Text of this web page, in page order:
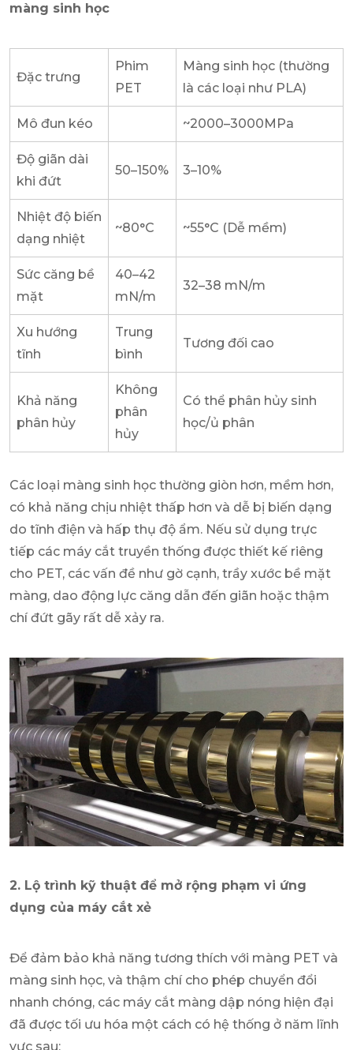
màng sinh học
Đặc trưng
Phim
PET
Màng sinh học (thường
là các loại như PLA)
Mô đun kéo ~2000–3000MPa
Độ giãn dài
khi đứt
50–150% 3–10%
Nhiệt độ biến
dạng nhiệt
~80°C ~55°C (Dễ mềm)
Sức căng bề
mặt
40–42
mN/m
32–38 mN/m
Xu hướng
tĩnh
Trung
bình
Tương đối cao
Khả năng
phân hủy
Không
phân
hủy
Có thể phân hủy sinh
học/ủ phân
Các loại màng sinh học thường giòn hơn, mềm hơn,
có khả năng chịu nhiệt thấp hơn và dễ bị biến dạng
do tĩnh điện và hấp thụ độ ẩm. Nếu sử dụng trực
tiếp các máy cắt truyền thống được thiết kế riêng
cho PET, các vấn đề như gờ cạnh, trầy xước bề mặt
màng, dao động lực căng dẫn đến giãn hoặc thậm
chí đứt gãy rất dễ xảy ra.
2. Lộ trình kỹ thuật để mở rộng phạm vi ứng
dụng của máy cắt xẻ
Để đảm bảo khả năng tương thích với màng PET và
màng sinh học, và thậm chí cho phép chuyển đổi
nhanh chóng, các máy cắt màng dập nóng hiện đại
đã được tối ưu hóa một cách có hệ thống ở năm lĩnh
vực sau: